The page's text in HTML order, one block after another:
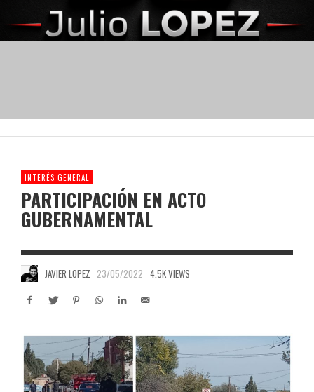
INTERÉS GENERAL
PARTICIPACIÓN EN ACTO
GUBERNAMENTAL
JAVIER LOPEZ 23/05/2022 4.5K VIEWS